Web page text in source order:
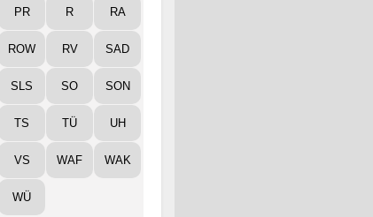
PR R RA
ROW RV SAD
SLS SO SON
TS TÜ UH
VS WAF WAK
WÜ